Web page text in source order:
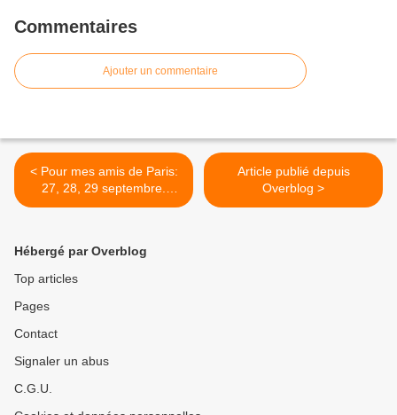
Commentaires
Ajouter un commentaire
< Pour mes amis de Paris:
27, 28, 29 septembre.
Répartition des symptômes
compulsions. Et bien sûr:
tous vos thèmes personnels
pour en révéler les trames
inconscientes et pouvoir les
Article publié depuis
Overblog >
Hébergé par Overblog
Top articles
Pages
Contact
Signaler un abus
C.G.U.